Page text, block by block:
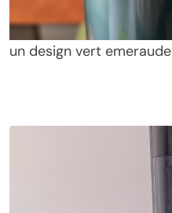
un design vert emeraude